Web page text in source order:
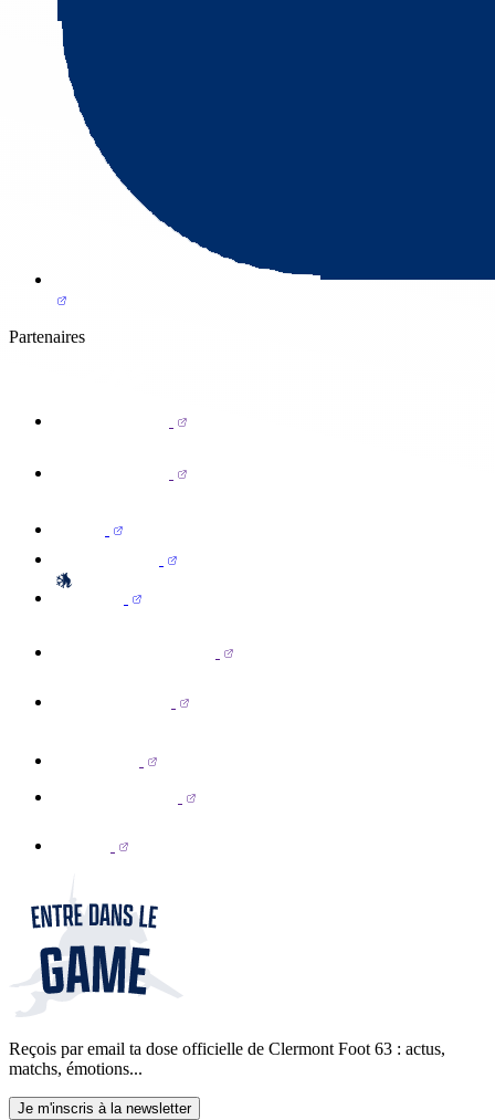
Partenaires
Reçois par email ta dose officielle de Clermont Foot 63 : actus,
matchs, émotions...
Je m'inscris à la newsletter